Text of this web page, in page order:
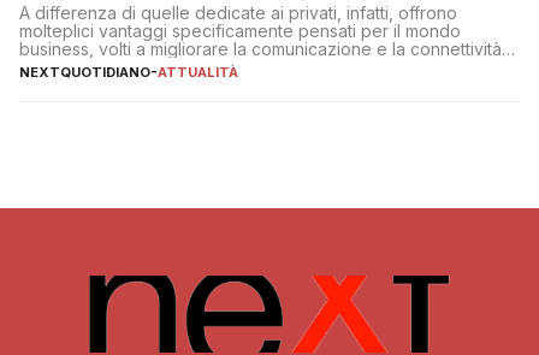
A differenza di quelle dedicate ai privati, infatti, offrono
molteplici vantaggi specificamente pensati per il mondo
business, volti a migliorare la comunicazione e la connettività
degli utenti
NEXTQUOTIDIANO-ATTUALITÀ